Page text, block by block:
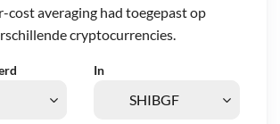
cost averaging had toegepast op
cryptocurrencies.
In